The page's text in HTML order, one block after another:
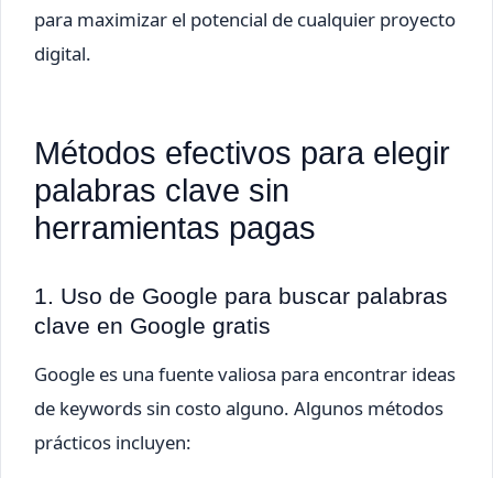
para maximizar el potencial de cualquier proyecto
digital.
Métodos efectivos para elegir
palabras clave sin
herramientas pagas
1. Uso de Google para buscar palabras
clave en Google gratis
Google es una fuente valiosa para encontrar ideas
de keywords sin costo alguno. Algunos métodos
prácticos incluyen: